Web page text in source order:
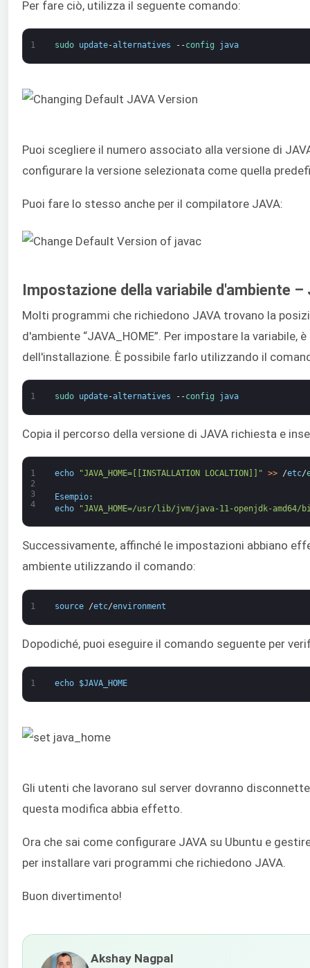
Per fare ciò, utilizza il seguente comando:
1 sudo update-alternatives --config java
Puoi scegliere il numero associato alla versione di
configurare la versione selezionata come quella
Puoi fare lo stesso anche per il compilatore JAVA:
Impostazione della variabile d'ambiente –
Molti programmi che richiedono JAVA trovano la
d'ambiente “JAVA_HOME”. Per impostare la variabile,
dell'installazione. È possibile farlo utilizzando il
1 sudo update-alternatives --config java
Copia il percorso della versione di JAVA richiesta e
1
2
3
4
echo "JAVA_HOME=[[INSTALLATION LOCALTION]]" >> /etc/
Esempio:
echo
"JAVA_HOME=/usr/lib/jvm/java-11-openjdk-amd64/
Successivamente, affinché le impostazioni abbiano
ambiente utilizzando il comando:
1 source /etc/environment
Dopodiché, puoi eseguire il comando seguente per
1 echo $JAVA_HOME
Gli utenti che lavorano sul server dovranno
questa modifica abbia effetto.
Ora che sai come configurare JAVA su Ubuntu e
per installare vari programmi che richiedono JAVA.
Buon divertimento!
Akshay Nagpal